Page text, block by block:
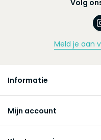
Volg
Meld je aan
Informatie
Mijn account